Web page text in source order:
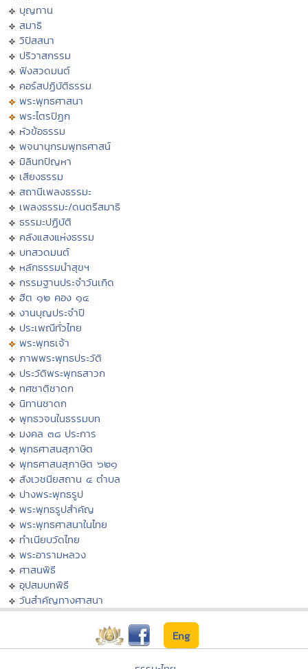
บุญทาน
สมาธิ
วิปัสสนา
ปริวาสกรรม
ฟังสวดมนต์
คอร์สปฏิบัติธรรม
พระพุทธศาสนา
พระไตรปิฏก
หัวข้อธรรม
พจนานุกรมพุทธศาสน์
มิลินทปัญหา
เสียงธรรม
สถานีเพลงธรรมะ
เพลงธรรมะ/ดนตรีสมาธิ
ธรรมะปฏิบัติ
คลังแสงแห่งธรรม
บทสวดมนต์
หลักธรรมนำสุขฯ
กรรมฐานประจำวันเกิด
ฮีต ๑๒ คอง ๑๔
งานบุญประจำปี
ประเพณีทั่วไทย
พระพุทธเจ้า
ภาพพระพุทธประวัติ
ประวัติพระพุทธสาวก
ทศชาติชาดก
นิทานชาดก
พุทธวจนในธรรมบท
มงคล ๓๘ ประการ
พุทธศาสนสุภาษิต
พุทธศาสนสุภาษิต ๖๒๑
สังเวชนียสถาน ๔ ตำบล
ปางพระพุทธรูป
พระพุทธรูปสำคัญ
พระพุทธศาสนาในไทย
ทำเนียบวัดไทย
พระอารามหลวง
ศาสนพิธี
อุปสมบทพิธี
วันสำคัญทางศาสนา
Eng